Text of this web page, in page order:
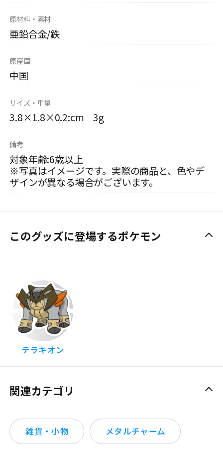
原材料・素材
亜鉛合金/鉄
原産国
中国
サイズ・重量
3.8×1.8×0.2:cm 3g
備考
対象年齢:6歳以上
※写真はイメージです。実際の商品と、色やデ
ザインが異なる場合がございます。
このグッズに登場するポケモン
テラキオン
関連カテゴリ
雑貨・小物 メタルチャーム